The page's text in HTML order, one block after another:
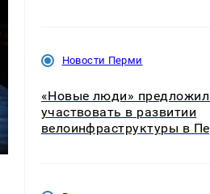
Новости Перми
«Новые люди»
участвовать в развитии
велоинфраструктуры в